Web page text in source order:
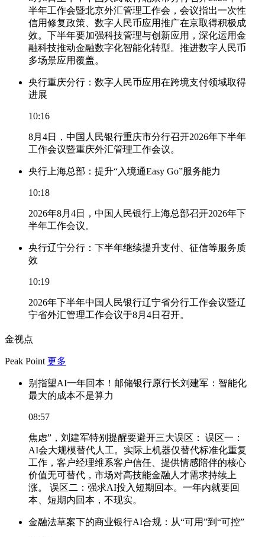
半年工作会暨北京外汇管理工作会，会议指出一次性
信用修复政策、数字人民币应用推广在京取得积极成
效。下半年要加强科技管理与创新应用，深化运用金
融科技推动金融数字化智能化转型。推进数字人民币
多场景应用覆盖。
央行重庆分行：数字人民币应用在跨境支付领域取得
进展
10:16
8月4日，中国人民银行重庆市分行召开2026年下半年
工作会议暨重庆外汇管理工作会议。
央行上海总部：提升“入境通Easy Go”服务能力
10:18
2026年8月4日，中国人民银行上海总部召开2026年下
半年工作会议。
央行辽宁分行：下半年继续提升支付、征信等服务质
效
10:19
2026年下半年中国人民银行辽宁省分行工作会议暨辽
宁省外汇管理工作会议于8月4日召开。
金视点
Peak Point 更多
别指望AI一年回本！邮储银行原行长刘建军：智能化
最大的成本不是算力
08:57
焦虑”，刘建军特别提醒要避开三大误区： 误区一：
AI会大规模替代人工。实际上机器仅替代标准化重复
工作，客户经理维系客户信任、提供情感陪伴的核心
价值无可替代，市场对高技能金融人才需求持续上
涨。 误区二：强求AI投入短期回本。一年内就要回
本、短期内回本，不现实。
金融法草案下的商业银行AI合规：从“可用”到“可控”